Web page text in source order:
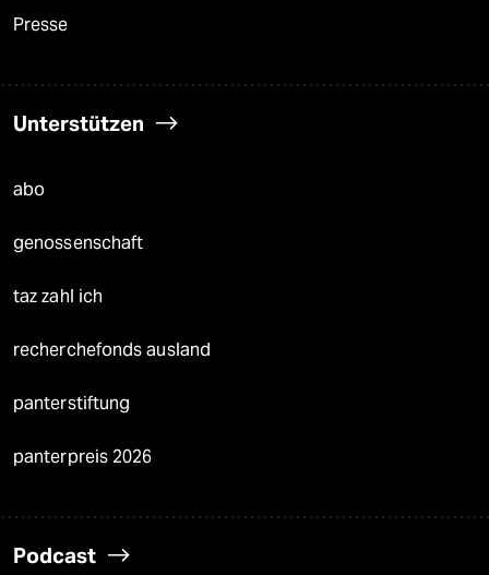
Presse
Unterstützen
abo
genossenschaft
taz zahl ich
recherchefonds ausland
panterstiftung
panterpreis 2026
Podcast